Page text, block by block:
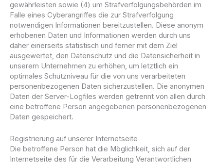
gewährleisten sowie (4) um Strafverfolgungsbehörden im
Falle eines Cyberangriffes die zur Strafverfolgung
notwendigen Informationen bereitzustellen. Diese anonym
erhobenen Daten und Informationen werden durch uns
daher einerseits statistisch und ferner mit dem Ziel
ausgewertet, den Datenschutz und die Datensicherheit in
unserem Unternehmen zu erhöhen, um letztlich ein
optimales Schutzniveau für die von uns verarbeiteten
personenbezogenen Daten sicherzustellen. Die anonymen
Daten der Server-Logfiles werden getrennt von allen durch
eine betroffene Person angegebenen personenbezogenen
Daten gespeichert.
Registrierung auf unserer Internetseite
Die betroffene Person hat die Möglichkeit, sich auf der
Internetseite des für die Verarbeitung Verantwortlichen